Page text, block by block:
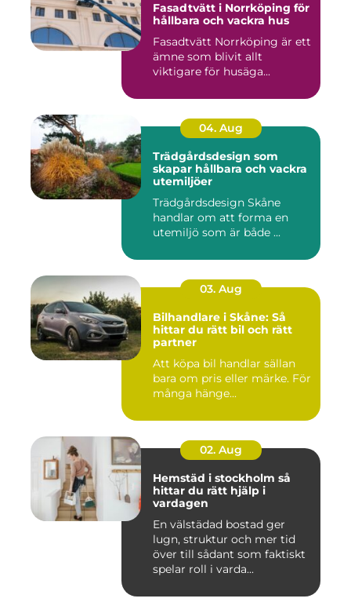
Fasadtvätt i Norrköping för
hållbara och vackra hus
Fasadtvätt Norrköping är ett
ämne som blivit allt
viktigare för husäga...
04. Aug
Trädgårdsdesign som
skapar hållbara och vackra
utemiljöer
Trädgårdsdesign Skåne
handlar om att forma en
utemiljö som är både ...
03. Aug
Bilhandlare i Skåne: Så
hittar du rätt bil och rätt
partner
Att köpa bil handlar sällan
bara om pris eller märke. För
många hänge...
02. Aug
Hemstäd i stockholm så
hittar du rätt hjälp i
vardagen
En välstädad bostad ger
lugn, struktur och mer tid
över till sådant som faktiskt
spelar roll i varda...